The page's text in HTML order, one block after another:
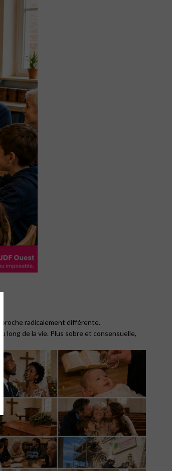
radicalement différente.
long de la vie. Plus sobre et consensuelle,